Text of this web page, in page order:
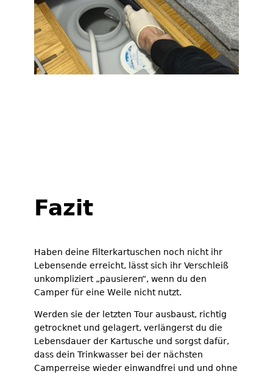
Fazit
Haben deine Filterkartuschen noch nicht ihr
Lebensende erreicht, lässt sich ihr Verschleiß
unkompliziert „pausieren“, wenn du den
Camper für eine Weile nicht nutzt.
Werden sie der letzten Tour ausbaust, richtig
getrocknet und gelagert, verlängerst du die
Lebensdauer der Kartusche und sorgst dafür,
dass dein Trinkwasser bei der nächsten
Camperreise wieder einwandfrei und und ohne